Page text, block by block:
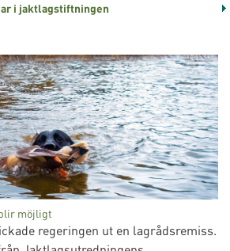
i jaktlagstiftningen
möjligt
regeringen ut en lagrådsremiss.